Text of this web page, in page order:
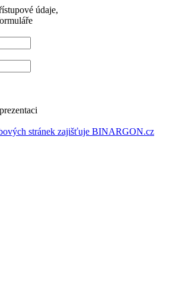
údaje,
stránek zajišťuje BINARGON.cz